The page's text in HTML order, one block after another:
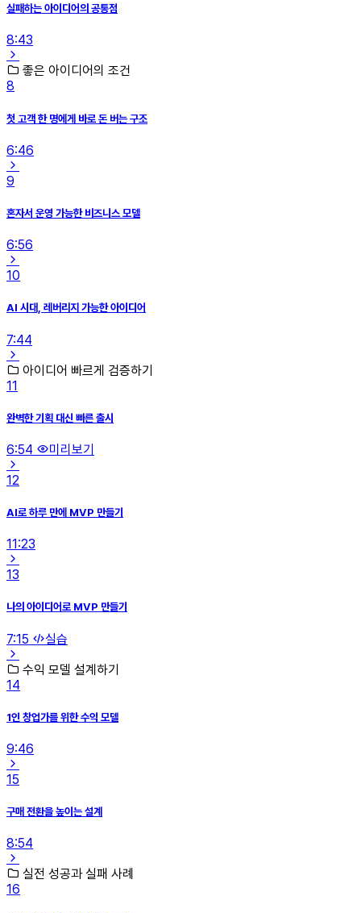
실패하는 아이디어의 공통점
8:43
좋은 아이디어의 조건
8
첫 고객 한 명에게 바로 돈 버는 구조
6:46
9
혼자서 운영 가능한 비즈니스 모델
6:56
10
AI 시대, 레버리지 가능한 아이디어
7:44
아이디어 빠르게 검증하기
11
완벽한 기획 대신 빠른 출시
6:54
미리보기
12
AI로 하루 만에 MVP 만들기
11:23
13
나의 아이디어로 MVP 만들기
7:15
실습
수익 모델 설계하기
14
1인 창업가를 위한 수익 모델
9:46
15
구매 전환을 높이는 설계
8:54
실전 성공과 실패 사례
16